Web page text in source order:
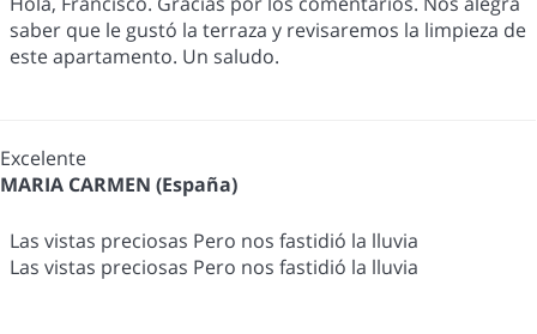
saber que le gustó la terraza y revisaremos la limpieza de
este apartamento. Un saludo.
Excelente
MARIA CARMEN (España)
Las vistas preciosas Pero nos fastidió la lluvia
Las vistas preciosas Pero nos fastidió la lluvia